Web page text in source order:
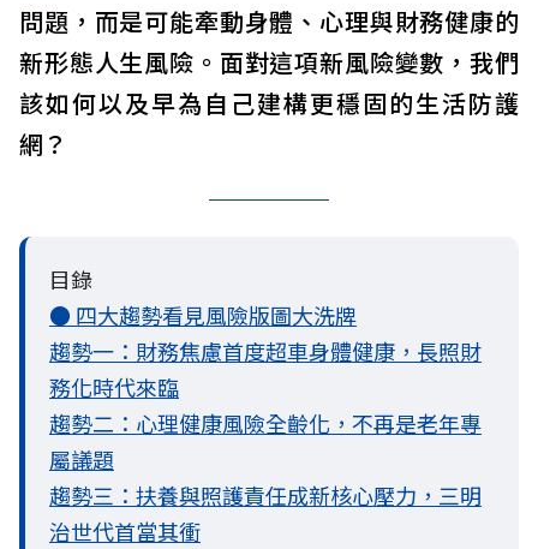
問題，而是可能牽動身體、心理與財務健康的
新形態人生風險。面對這項新風險變數，我們
該如何以及早為自己建構更穩固的生活防護
網？
目錄
● 四大趨勢看見風險版圖大洗牌
趨勢一：財務焦慮首度超車身體健康，長照財
務化時代來臨
趨勢二：心理健康風險全齡化，不再是老年專
屬議題
趨勢三：扶養與照護責任成新核心壓力，三明
治世代首當其衝